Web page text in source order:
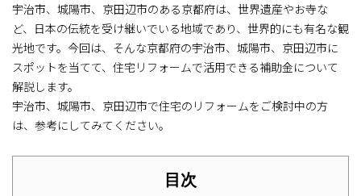
宇治市、城陽市、京田辺市のある京都府は、世界遺産やお寺な
ど、日本の伝統を受け継いでいる地域であり、世界的にも有名な観
光地です。今回は、そんな京都府の宇治市、城陽市、京田辺市に
スポットを当てて、住宅リフォームで活用できる補助金について
解説します。
宇治市、城陽市、京田辺市で住宅のリフォームをご検討中の方
は、参考にしてみてください。
目次